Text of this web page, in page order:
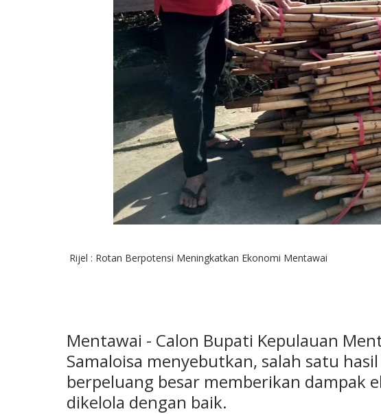
Rijel : Rotan Berpotensi Meningkatkan Ekonomi Mentawai
Mentawai - Calon Bupati Kepulauan
Samaloisa menyebutkan, salah satu
berpeluang besar memberikan dampak
dikelola dengan baik.